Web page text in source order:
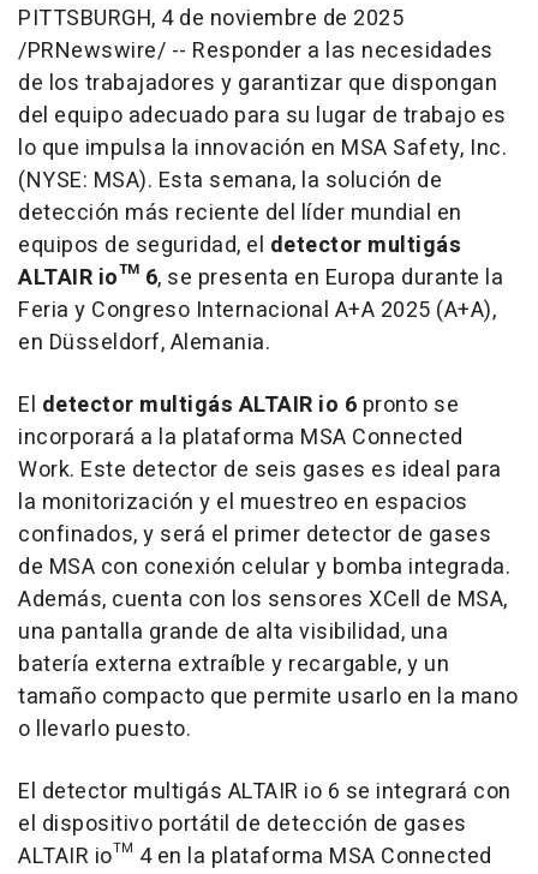
PITTSBURGH, 4 de noviembre de 2025
/PRNewswire/ -- Responder a las necesidades
de los trabajadores y garantizar que dispongan
del equipo adecuado para su lugar de trabajo es
lo que impulsa la innovación en MSA Safety, Inc.
(NYSE: MSA). Esta semana, la solución de
detección más reciente del líder mundial en
equipos de seguridad, el detector multigás
ALTAIR io™ 6, se presenta en Europa durante la
Feria y Congreso Internacional A+A 2025 (A+A),
en Düsseldorf, Alemania.
El detector multigás ALTAIR io 6 pronto se
incorporará a la plataforma MSA Connected
Work. Este detector de seis gases es ideal para
la monitorización y el muestreo en espacios
confinados, y será el primer detector de gases
de MSA con conexión celular y bomba integrada.
Además, cuenta con los sensores XCell de MSA,
una pantalla grande de alta visibilidad, una
batería externa extraíble y recargable, y un
tamaño compacto que permite usarlo en la mano
o llevarlo puesto.
El detector multigás ALTAIR io 6 se integrará con
el dispositivo portátil de detección de gases
ALTAIR io™ 4 en la plataforma MSA Connected